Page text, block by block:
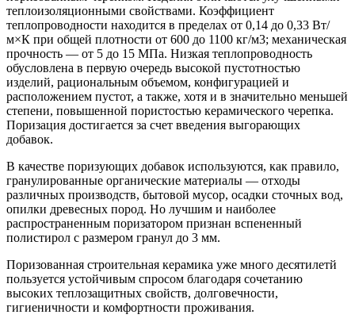
теплоизоляционными свойствами. Коэффициент
теплопроводности находится в пределах от 0,14 до 0,33 Вт/
м×К при общей плотности от 600 до 1100 кг/м3; механическая
прочность — от 5 до 15 МПа. Низкая теплопроводность
обусловлена в первую очередь высокой пустотностью
изделий, рациональным объемом, конфигурацией и
расположением пустот, а также, хотя и в значительно меньшей
степени, повышенной пористостью керамического черепка.
Поризация достигается за счет введения выгорающих
добавок.
В качестве поризующих добавок используются, как правило,
гранулированные органические материалы — отходы
различных производств, бытовой мусор, осадки сточных вод,
опилки древесных пород. Но лучшим и наиболее
распространенным поризатором признан вспененный
полистирол с размером гранул до 3 мм.
Поризованная строительная керамика уже много десятилетй
пользуется устойчивым спросом благодаря сочетанию
высоких теплозащитных свойств, долговечности,
гигиеничности и комфортности проживания.